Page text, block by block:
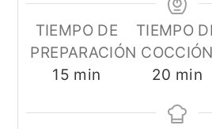
TIEMPO DE
PREPARACIÓN
15 minutos
min
TIEMPO
COCCIÓN
20 min